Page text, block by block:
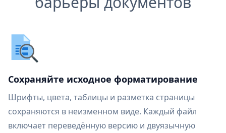
Сохраняйте исходное форматирование
Шрифты, цвета, таблицы и разметка страницы
сохраняются в неизменном виде. Каждый файл
включает переведённую версию и двуязычную